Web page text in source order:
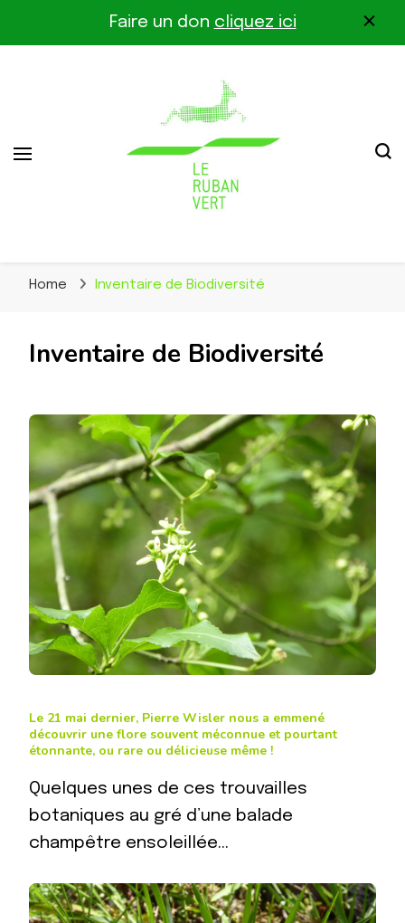
Faire un don cliquez ici
Le Ruban Vert
Home Inventaire de Biodiversité
Inventaire de Biodiversité
Le 21 mai dernier, Pierre Wisler nous a emmené
découvrir une flore souvent méconnue et pourtant
étonnante, ou rare ou délicieuse même !
Quelques unes de ces trouvailles
botaniques au gré d’une balade
champêtre ensoleillée…